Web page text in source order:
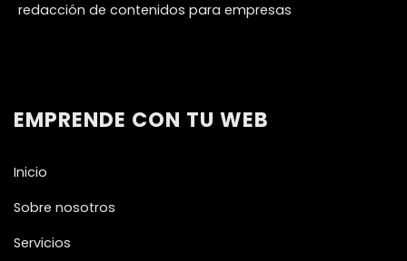
redacción de contenidos para empresas
EMPRENDE CON TU WEB
Inicio
Sobre nosotros
Servicios